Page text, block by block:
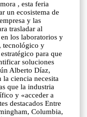
, esta feria
un ecosistema de
y las
trasladar al
los laboratorios y
tecnológico y
para que
soluciones
Alberto Díaz,
ciencia necesita
que la industria
y «acceder a
destacados Entre
Columbia,